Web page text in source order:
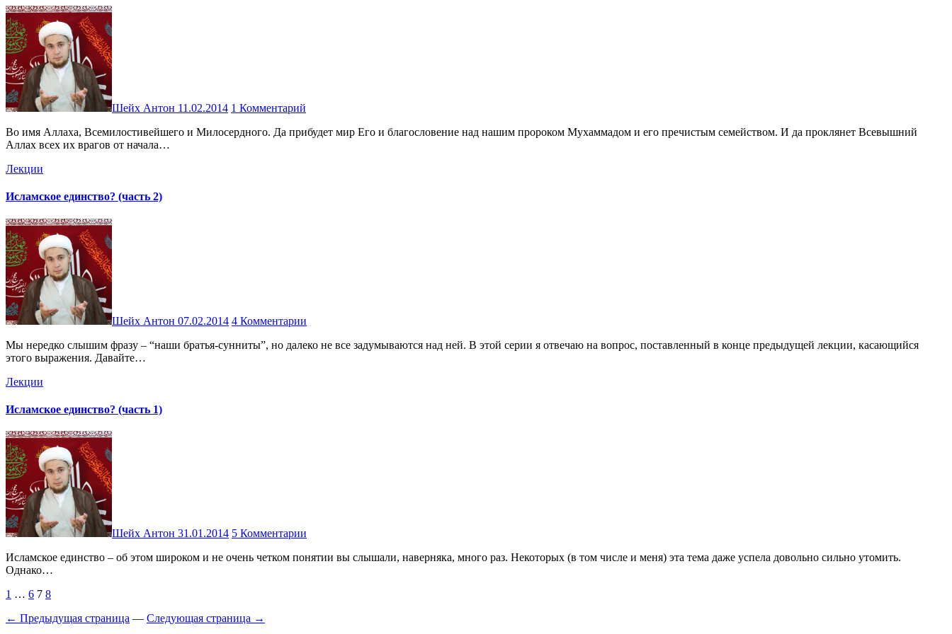
Шейх Антон 11.02.2014 1 Комментарий
Во имя Аллаха, Вcемилостивейшего и Милосердного. Да прибудет мир Его и благословение над нашим пророком Мухаммадом и его пречистым семейством. И да проклянет Всевышний
Аллах всех их врагов от начала…
Лекции
Исламское единство? (часть 2)
Шейх Антон 07.02.2014 4 Комментарии
Мы нередко слышим фразу – “наши братья-сунниты”, но далеко не все задумываются над ней. В этой серии я отвечаю на вопрос, поставленный в конце предыдущей лекции, касающийся
этого выражения. Давайте…
Лекции
Исламское единство? (часть 1)
Шейх Антон 31.01.2014 5 Комментарии
Исламское единство – об этом широком и не очень четком понятии вы слышали, наверняка, много раз. Некоторых (в том числе и меня) эта тема даже успела довольно сильно утомить.
Однако…
Пагинация
записей
1 … 6 7 8
← Предыдущая страница — Следующая страница →